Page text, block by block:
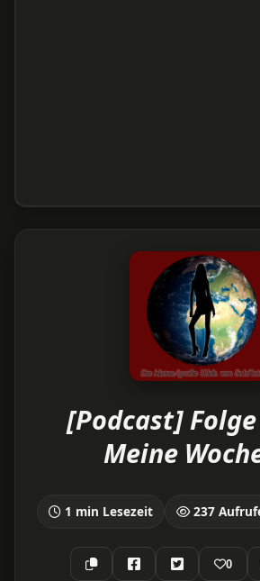
[Podcast]
Meine
1 min Lesezeit 237
0